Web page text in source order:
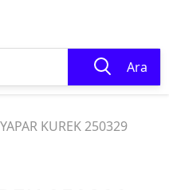
Ara
KUREK 250329